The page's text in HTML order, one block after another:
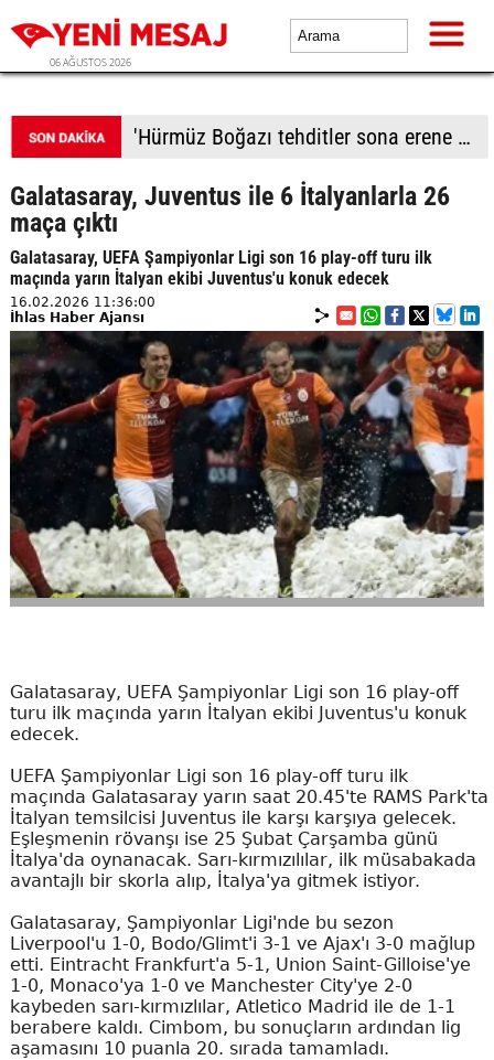
06 AĞUSTOS 2026
Tekirdağ'da kırmızı ışıkta bekleyen tıra çarptı
Galatasaray, Juventus ile 6 İtalyanlarla 26
maça çıktı
Galatasaray, UEFA Şampiyonlar Ligi son 16 play-off turu ilk
maçında yarın İtalyan ekibi Juventus'u konuk edecek
16.02.2026 11:36:00
İhlas Haber Ajansı
Galatasaray, UEFA Şampiyonlar Ligi son 16 play-off
turu ilk maçında yarın İtalyan ekibi Juventus'u konuk
edecek.
UEFA Şampiyonlar Ligi son 16 play-off turu ilk
maçında Galatasaray yarın saat 20.45'te RAMS Park'ta
İtalyan temsilcisi Juventus ile karşı karşıya gelecek.
Eşleşmenin rövanşı ise 25 Şubat Çarşamba günü
İtalya'da oynanacak. Sarı-kırmızılılar, ilk müsabakada
avantajlı bir skorla alıp, İtalya'ya gitmek istiyor.
Galatasaray, Şampiyonlar Ligi'nde bu sezon
Liverpool'u 1-0, Bodo/Glimt'i 3-1 ve Ajax'ı 3-0 mağlup
etti. Eintracht Frankfurt'a 5-1, Union Saint-Gilloise'ye
1-0, Monaco'ya 1-0 ve Manchester City'ye 2-0
kaybeden sarı-kırmızlılar, Atletico Madrid ile de 1-1
berabere kaldı. Cimbom, bu sonuçların ardından lig
aşamasını 10 puanla 20. sırada tamamladı.